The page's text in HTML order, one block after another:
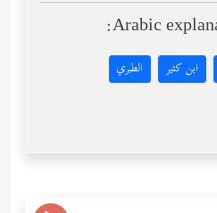
Arabic
ابن كثير الطبري